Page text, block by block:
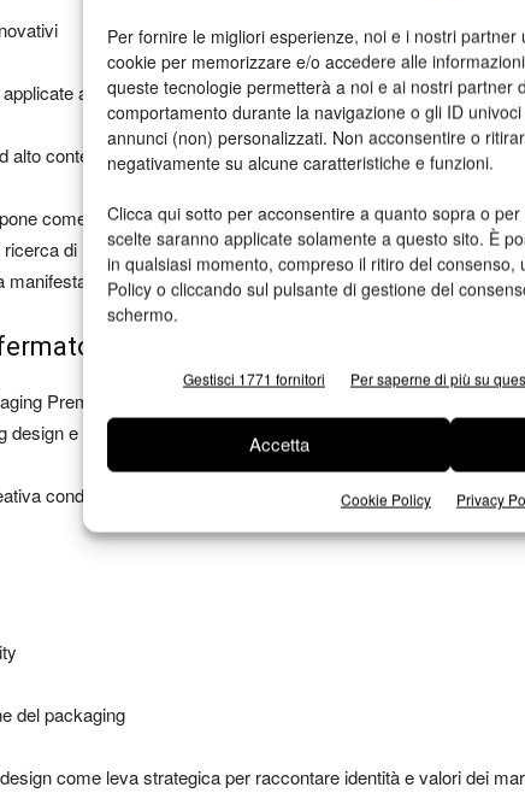
Per fornire le migliori esperienze, noi e i nostri
cookie per memorizzare e/o accedere alle
queste tecnologie permetterà a noi e ai nostri partner
comportamento durante la navigazione o gli ID
annunci (non) personalizzati. Non acconsentire o
negativamente su alcune caratteristiche e funzioni.
Clicca qui sotto per acconsentire a quanto sopra o
scelte saranno applicate solamente a questo sito. È
in qualsiasi momento, compreso il ritiro del consenso,
Policy o cliccando sul pulsante di gestione del
schermo.
Gestisci 1771 fornitori Per saperne di più su
Accetta
Cookie Policy Privacy
al packaging
alto contenuto di R&D
come piattaforma di visibilità per realtà emergenti e come
di nuove competenze. Le start-up potranno candidarsi
manifestazione.
il cuore creativo dell’evento
Première conferma il Design Hub, spazio dedicato alle agenzie
e branding.
condivisa, basata su uno spirito di collaborazione non
del packaging
come leva strategica per raccontare identità e valori dei